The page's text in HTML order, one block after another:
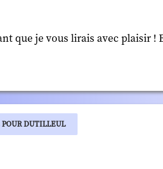
que je vous lirais avec plaisir !
DUTILLEUL